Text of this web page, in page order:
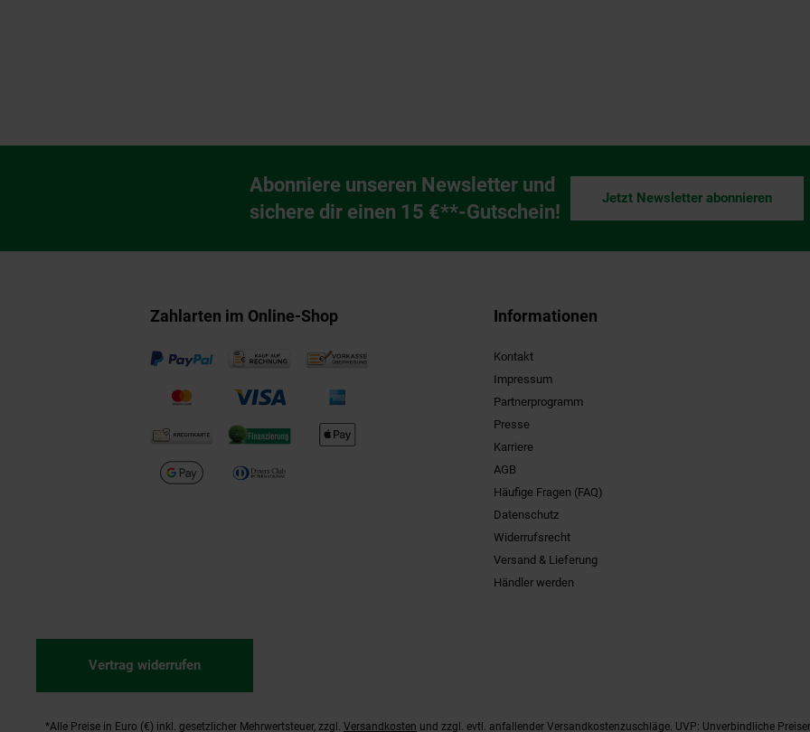
Newsletter Anmeldung
Abonniere unseren Newsletter und
sichere dir einen 15 €**-Gutschein!
Jetzt Newsletter abonnieren
Zahlarten im Online-Shop Informationen
Kontakt
Impressum
Partnerprogramm
Presse
Karriere
AGB
Häufige Fragen (FAQ)
Datenschutz
Widerrufsrecht
Versand & Lieferung
Händler werden
Vertrag widerrufen
*Alle Preise in Euro (€) inkl. gesetzlicher Mehrwertsteuer, zzgl. Versandkosten und zzgl. evtl. anfallender Versandkostenzuschläge. UVP: Unverbindliche